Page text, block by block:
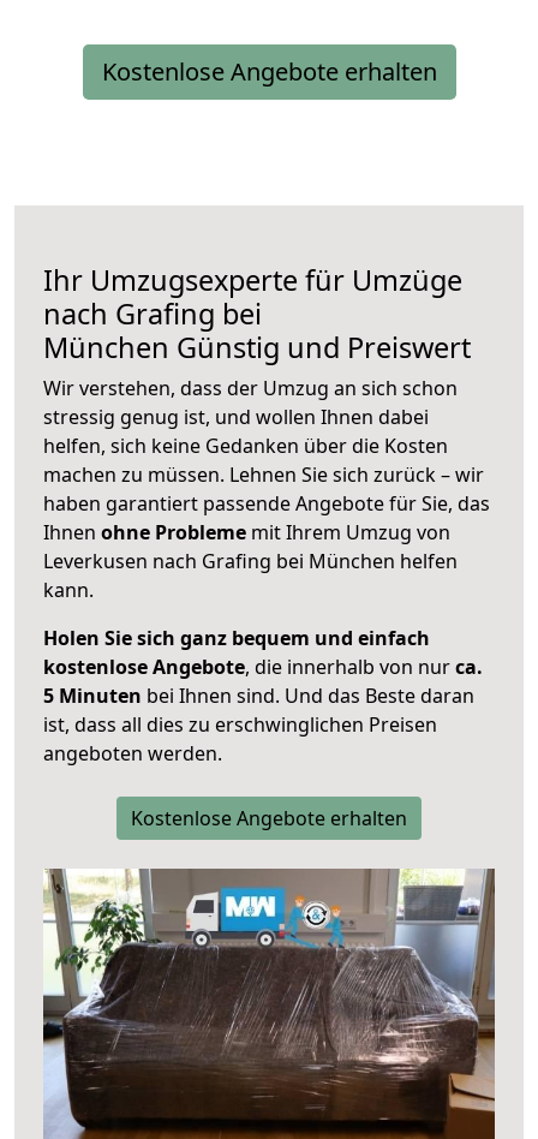
Kostenlose Angebote erhalten
Ihr Umzugsexperte für Umzüge
nach Grafing bei
München Günstig und Preiswert
Wir verstehen, dass der Umzug an sich schon
stressig genug ist, und wollen Ihnen dabei
helfen, sich keine Gedanken über die Kosten
machen zu müssen. Lehnen Sie sich zurück – wir
haben garantiert passende Angebote für Sie, das
Ihnen ohne Probleme mit Ihrem Umzug von
Leverkusen nach Grafing bei München helfen
kann.
Holen Sie sich ganz bequem und einfach
kostenlose Angebote, die innerhalb von nurca.
5 Minuten bei Ihnen sind. Und das Beste daran
ist, dass all dies zu erschwinglichen Preisen
angeboten werden.
Kostenlose Angebote erhalten